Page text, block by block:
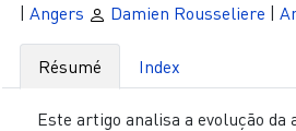
| Angers Damien Rousseliere |
Résumé Index
Este artigo analisa a evolução